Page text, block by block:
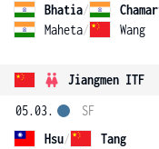
Bhatia/
Maheta/ Wang
Jiangmen ITF
05.03.
Hsu/
Tang
SF